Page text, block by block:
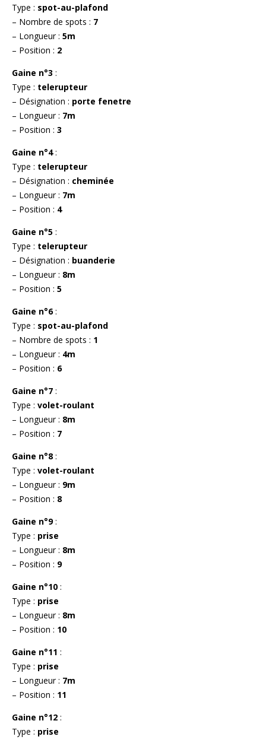
Type : spot-au-plafond
– Nombre de spots : 7
– Longueur : 5m
– Position : 2
Gaine n°3 :
Type : telerupteur
– Désignation : porte fenetre
– Longueur : 7m
– Position : 3
Gaine n°4:
Type : telerupteur
– Désignation : cheminée
– Longueur : 7m
– Position : 4
Gaine n°5 :
Type : telerupteur
– Désignation : buanderie
– Longueur : 8m
– Position : 5
Gaine n°6:
Type : spot-au-plafond
– Nombre de spots : 1
– Longueur : 4m
– Position : 6
Gaine n°7 :
Type : volet-roulant
– Longueur : 8m
– Position : 7
Gaine n°8 :
Type : volet-roulant
– Longueur : 9m
– Position : 8
Gaine n°9:
Type : prise
– Longueur : 8m
– Position : 9
Gaine n°10 :
Type : prise
– Longueur : 8m
– Position : 10
Gaine n°11 :
Type : prise
– Longueur : 7m
– Position : 11
Gaine n°12 :
Type : prise